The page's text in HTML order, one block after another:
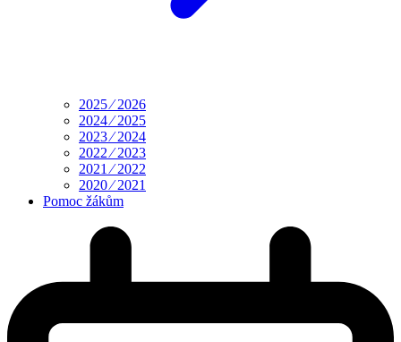
2025 ⁄ 2026
2024 ⁄ 2025
2023 ⁄ 2024
2022 ⁄ 2023
2021 ⁄ 2022
2020 ⁄ 2021
Pomoc žákům